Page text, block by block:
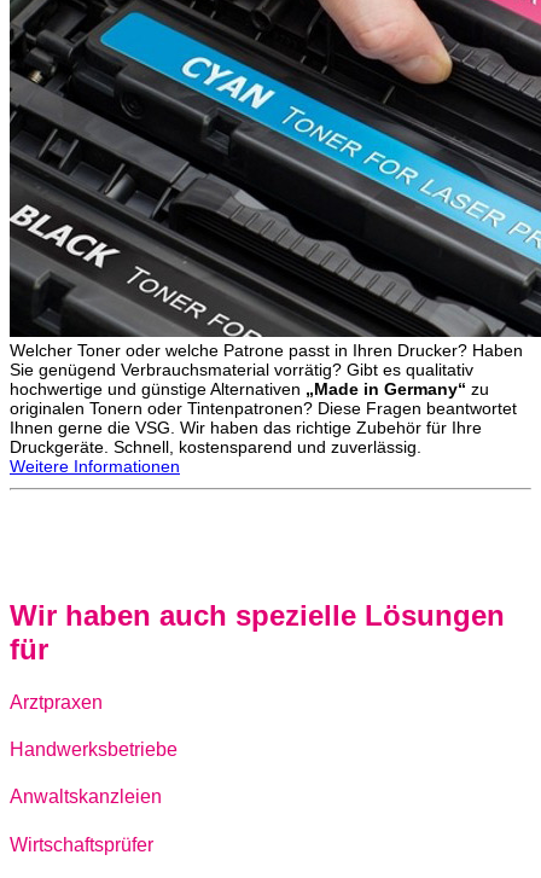
Welcher Toner oder welche Patrone passt in Ihren Drucker? Haben
Sie genügend Verbrauchsmaterial vorrätig? Gibt es qualitativ
hochwertige und günstige Alternativen „Made in Germany“ zu
originalen Tonern oder Tintenpatronen? Diese Fragen beantwortet
Ihnen gerne die VSG. Wir haben das richtige Zubehör für Ihre
Druckgeräte. Schnell, kostensparend und zuverlässig.
Weitere Informationen
Wir haben auch spezielle Lösungen
für
Arztpraxen
Handwerksbetriebe
Anwaltskanzleien
Wirtschaftsprüfer